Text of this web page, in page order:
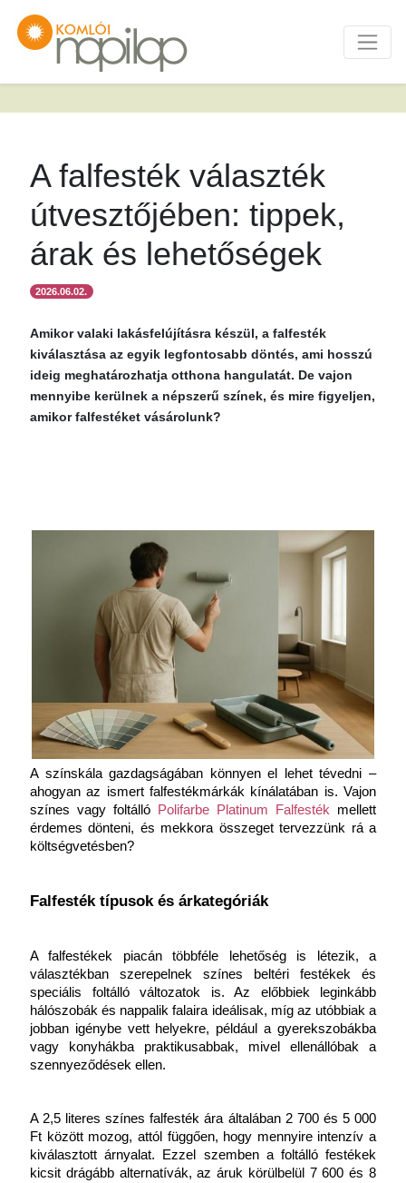
A falfesték választék
útvesztőjében: tippek,
árak és lehetőségek
2026.06.02.
Amikor valaki lakásfelújításra készül, a falfesték
kiválasztása az egyik legfontosabb döntés, ami hosszú
ideig meghatározhatja otthona hangulatát. De vajon
mennyibe kerülnek a népszerű színek, és mire figyeljen,
amikor falfestéket vásárolunk?
A színskála gazdagságában könnyen el lehet tévedni –
ahogyan az ismert falfestékmárkák kínálatában is. Vajon
színes vagy foltálló
Polifarbe Platinum Falfesték mellett
érdemes dönteni, és mekkora összeget tervezzünk rá a
költségvetésben?
Falfesték típusok és árkategóriák
A falfestékek piacán többféle lehetőség is létezik, a
választékban szerepelnek színes beltéri festékek és
speciális foltálló változatok is. Az előbbiek leginkább
hálószobák és nappalik falaira ideálisak, míg az utóbbiak a
jobban igénybe vett helyekre, például a gyerekszobákba
vagy konyhákba praktikusabbak, mivel ellenállóbak a
szennyeződések ellen.
A 2,5 literes színes falfesték ára általában 2 700 és 5 000
Ft között mozog, attól függően, hogy mennyire intenzív a
kiválasztott árnyalat. Ezzel szemben a foltálló festékek
kicsit drágább alternatívák, az áruk körülbelül 7 600 és 8